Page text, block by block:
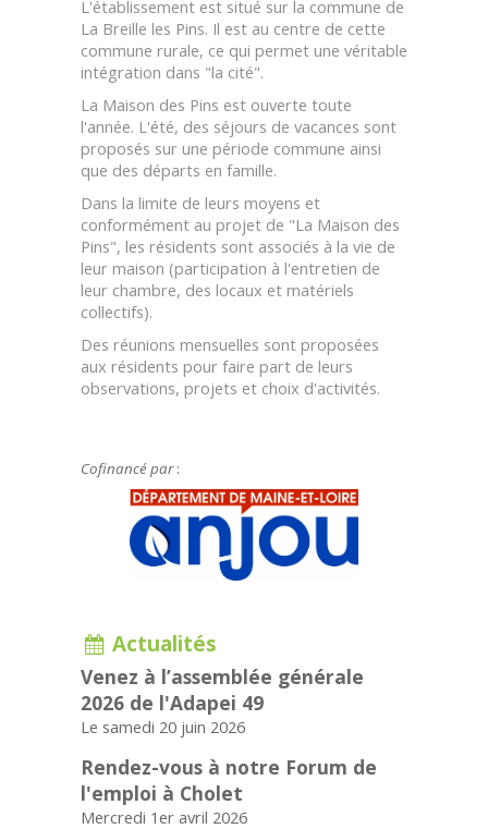
L'établissement est situé sur la commune de
La Breille les Pins. Il est au centre de cette
commune rurale, ce qui permet une véritable
intégration dans "la cité".
La Maison des Pins est ouverte toute
l'année. L'été, des séjours de vacances sont
proposés sur une période commune ainsi
que des départs en famille.
Dans la limite de leurs moyens et
conformément au projet de "La Maison des
Pins", les résidents sont associés à la vie de
leur maison (participation à l'entretien de
leur chambre, des locaux et matériels
collectifs).
Des réunions mensuelles sont proposées
aux résidents pour faire part de leurs
observations, projets et choix d'activités.
Cofinancé par:
Actualités
Venez à l’assemblée générale
2026 de l'Adapei 49
Le samedi 20 juin 2026
Rendez-vous à notre Forum de
l'emploi à Cholet
Mercredi 1er avril 2026